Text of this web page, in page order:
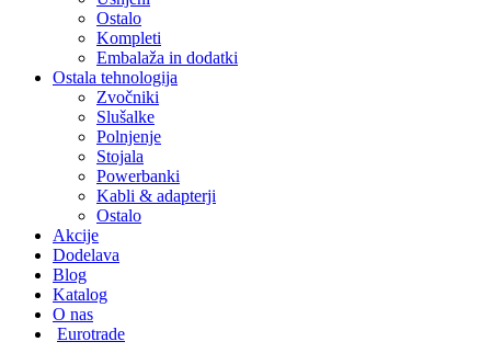
Ostalo
Kompleti
Embalaža in dodatki
Ostala tehnologija
Zvočniki
Slušalke
Polnjenje
Stojala
Powerbanki
Kabli & adapterji
Ostalo
Akcije
Dodelava
Blog
Katalog
O nas
Eurotrade